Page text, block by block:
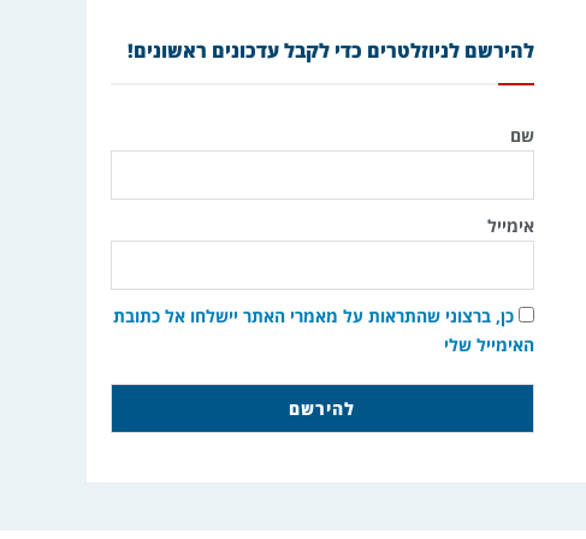
להירשם לניוזלטרים כדי לקבל עדכונים ראשונים!
שם
אימייל
כן, ברצוני שהתראות על מאמרי האתר יישלחו אל כתובת
האימייל שלי